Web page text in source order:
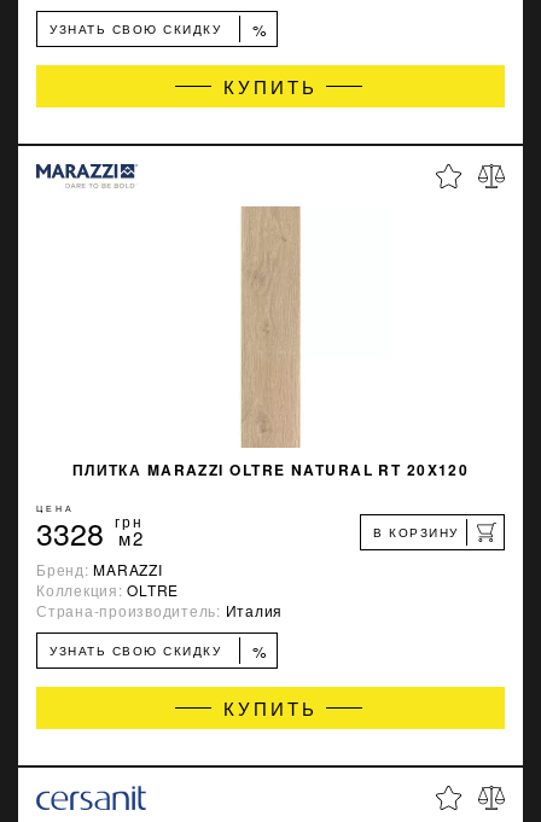
УЗНАТЬ СВОЮ СКИДКУ %
КУПИТЬ
ПЛИТКА MARAZZI OLTRE NATURAL RT 20X120
ЦЕНА
3328 грн
м2 В КОРЗИНУ
Бренд:MARAZZI
Коллекция:OLTRE
Страна-производитель: Италия
УЗНАТЬ СВОЮ СКИДКУ %
КУПИТЬ